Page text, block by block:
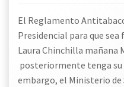
El Reglamento
Presidencial para que
Laura Chinchilla mañana
posteriormente tenga su
embargo, el Ministerio de